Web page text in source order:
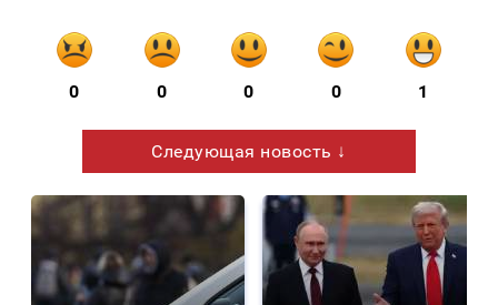
0 0 0 0 1
Следующая новость ↓